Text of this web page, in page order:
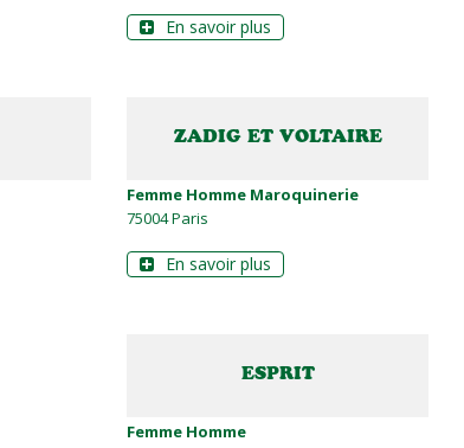
En savoir plus
ZADIG ET VOLTAIRE
Femme Homme Maroquinerie
75004 Paris
En savoir plus
ESPRIT
Femme Homme